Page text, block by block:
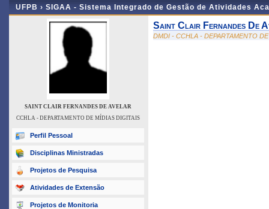
UFPB › SIGAA - Sistema Integrado de Gestão de Atividades
SAINT CLAIR FERNANDES DE AVELAR
CCHLA - DEPARTAMENTO DE MÍDIAS DIGITAIS
Perfil Pessoal
Disciplinas Ministradas
Projetos de Pesquisa
Atividades de Extensão
Projetos de Monitoria
Saint Clair Fernandes De
DMDI - CCHLA - DEPARTAMENTO